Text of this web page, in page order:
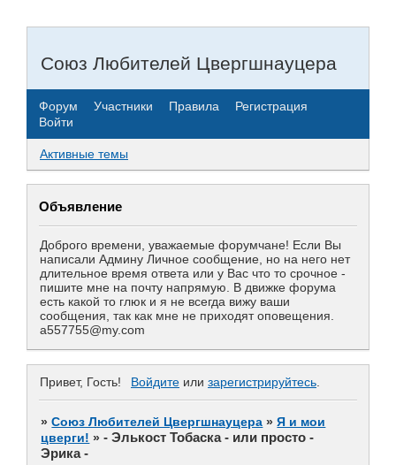
Союз Любителей Цвергшнауцера
Форум Участники Правила
Регистрация
Войти
Активные темы
Объявление
Доброго времени, уважаемые форумчане! Если Вы
написали Админу Личное сообщение, но на него нет
длительное время ответа или у Вас что то срочное -
пишите мне на почту напрямую. В движке форума
есть какой то глюк и я не всегда вижу ваши
сообщения, так как мне не приходят оповещения.
a557755@my.com
Привет, Гость! Войдите или зарегистрируйтесь.
»Союз Любителей Цвергшнауцера »Я и мои
цверги! »- Элькост Тобаска - или просто -
Эрика -